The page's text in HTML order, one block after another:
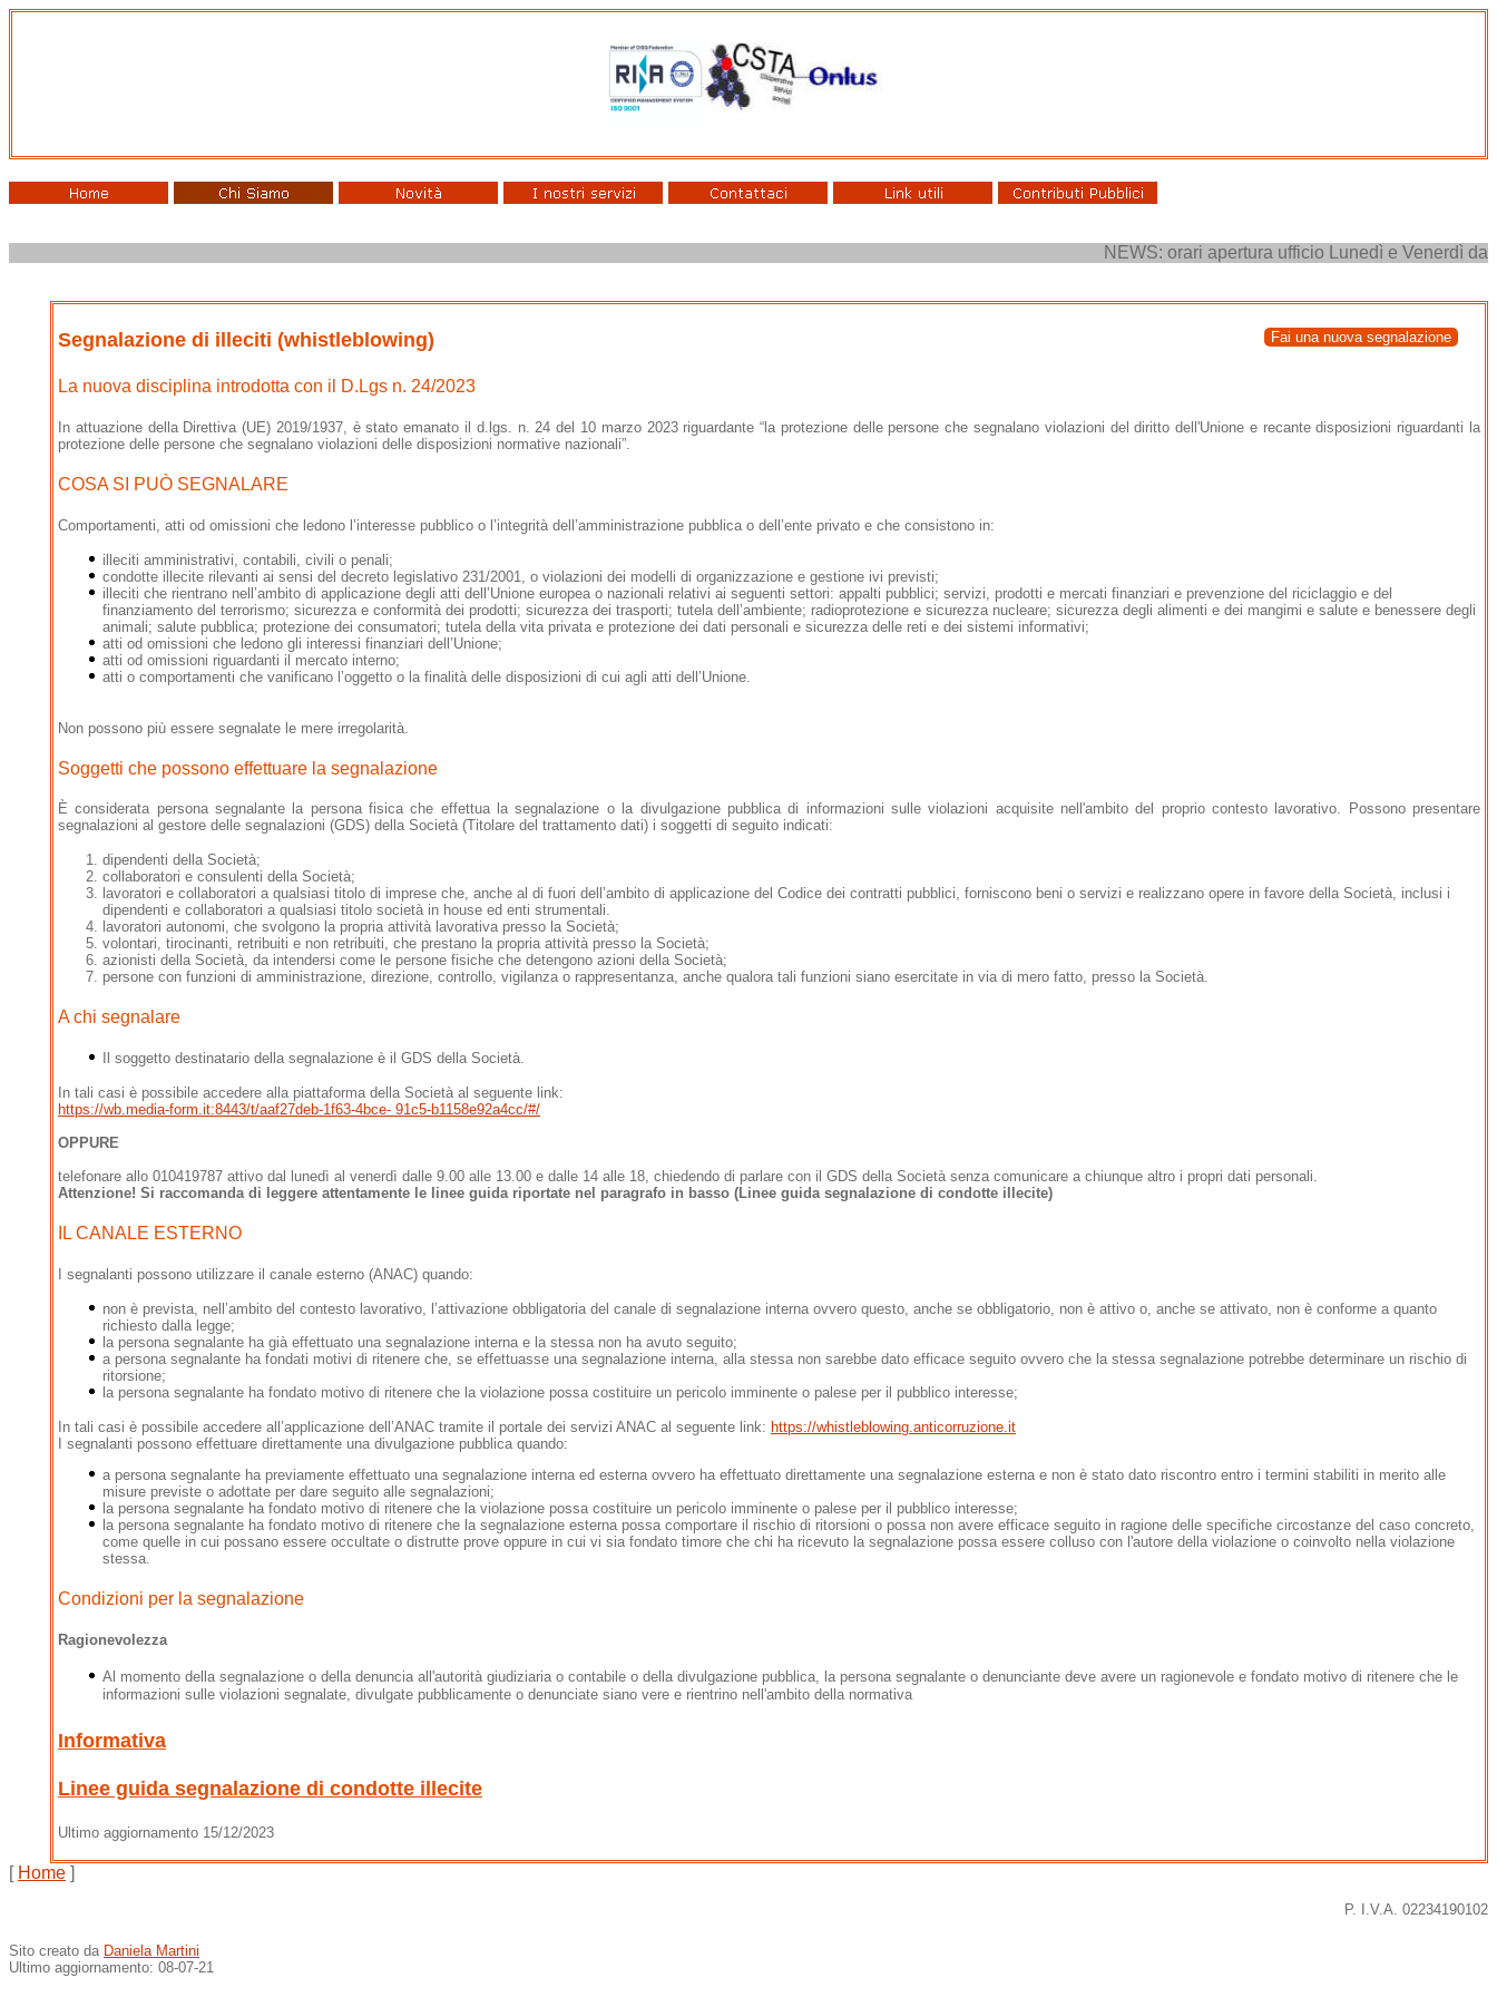
NEWS: orari apertura ufficio Lunedì e Venerdì
Fai una nuova segnalazione
Segnalazione di illeciti (whistleblowing)
La nuova disciplina introdotta con il D.Lgs n. 24/2023
In attuazione della Direttiva (UE) 2019/1937, è stato emanato il d.lgs. n. 24 del 10 marzo 2023 riguardante “la protezione delle persone che segnalano violazioni del diritto dell'Unione e recante disposizioni riguardanti la
protezione delle persone che segnalano violazioni delle disposizioni normative nazionali”.
COSA SI PUÒ SEGNALARE
Comportamenti, atti od omissioni che ledono l’interesse pubblico o l’integrità dell’amministrazione pubblica o dell’ente privato e che consistono in:
illeciti amministrativi, contabili, civili o penali;
condotte illecite rilevanti ai sensi del decreto legislativo 231/2001, o violazioni dei modelli di organizzazione e gestione ivi previsti;
illeciti che rientrano nell’ambito di applicazione degli atti dell’Unione europea o nazionali relativi ai seguenti settori: appalti pubblici; servizi, prodotti e mercati finanziari e prevenzione del riciclaggio e del
finanziamento del terrorismo; sicurezza e conformità dei prodotti; sicurezza dei trasporti; tutela dell’ambiente; radioprotezione e sicurezza nucleare; sicurezza degli alimenti e dei mangimi e salute e benessere degli
animali; salute pubblica; protezione dei consumatori; tutela della vita privata e protezione dei dati personali e sicurezza delle reti e dei sistemi informativi;
atti od omissioni che ledono gli interessi finanziari dell’Unione;
atti od omissioni riguardanti il mercato interno;
atti o comportamenti che vanificano l’oggetto o la finalità delle disposizioni di cui agli atti dell’Unione.
Non possono più essere segnalate le mere irregolarità.
Soggetti che possono effettuare la segnalazione
È considerata persona segnalante la persona fisica che effettua la segnalazione o la divulgazione pubblica di informazioni sulle violazioni acquisite nell'ambito del proprio contesto lavorativo. Possono presentare
segnalazioni al gestore delle segnalazioni (GDS) della Società (Titolare del trattamento dati) i soggetti di seguito indicati:
dipendenti della Società;
collaboratori e consulenti della Società;
lavoratori e collaboratori a qualsiasi titolo di imprese che, anche al di fuori dell’ambito di applicazione del Codice dei contratti pubblici, forniscono beni o servizi e realizzano opere in favore della Società, inclusi i
dipendenti e collaboratori a qualsiasi titolo società in house ed enti strumentali.
lavoratori autonomi, che svolgono la propria attività lavorativa presso la Società;
volontari, tirocinanti, retribuiti e non retribuiti, che prestano la propria attività presso la Società;
azionisti della Società, da intendersi come le persone fisiche che detengono azioni della Società;
persone con funzioni di amministrazione, direzione, controllo, vigilanza o rappresentanza, anche qualora tali funzioni siano esercitate in via di mero fatto, presso la Società.
A chi segnalare
Il soggetto destinatario della segnalazione è il GDS della Società.
In tali casi è possibile accedere alla piattaforma della Società al seguente link:
https://wb.media-form.it:8443/t/aaf27deb-1f63-4bce- 91c5-b1158e92a4cc/#/
OPPURE
telefonare allo 010419787 attivo dal lunedì al venerdì dalle 9.00 alle 13.00 e dalle 14 alle 18, chiedendo di parlare con il GDS della Società senza comunicare a chiunque altro i propri dati personali.
Attenzione! Si raccomanda di leggere attentamente le linee guida riportate nel paragrafo in basso (Linee guida segnalazione di condotte illecite)
IL CANALE ESTERNO
I segnalanti possono utilizzare il canale esterno (ANAC) quando:
non è prevista, nell’ambito del contesto lavorativo, l’attivazione obbligatoria del canale di segnalazione interna ovvero questo, anche se obbligatorio, non è attivo o, anche se attivato, non è conforme a quanto
richiesto dalla legge;
la persona segnalante ha già effettuato una segnalazione interna e la stessa non ha avuto seguito;
a persona segnalante ha fondati motivi di ritenere che, se effettuasse una segnalazione interna, alla stessa non sarebbe dato efficace seguito ovvero che la stessa segnalazione potrebbe determinare un rischio di
ritorsione;
la persona segnalante ha fondato motivo di ritenere che la violazione possa costituire un pericolo imminente o palese per il pubblico interesse;
In tali casi è possibile accedere all’applicazione dell’ANAC tramite il portale dei servizi ANAC al seguente link: https://whistleblowing.anticorruzione.it
I segnalanti possono effettuare direttamente una divulgazione pubblica quando:
a persona segnalante ha previamente effettuato una segnalazione interna ed esterna ovvero ha effettuato direttamente una segnalazione esterna e non è stato dato riscontro entro i termini stabiliti in merito alle
misure previste o adottate per dare seguito alle segnalazioni;
la persona segnalante ha fondato motivo di ritenere che la violazione possa costituire un pericolo imminente o palese per il pubblico interesse;
la persona segnalante ha fondato motivo di ritenere che la segnalazione esterna possa comportare il rischio di ritorsioni o possa non avere efficace seguito in ragione delle specifiche circostanze del caso concreto,
come quelle in cui possano essere occultate o distrutte prove oppure in cui vi sia fondato timore che chi ha ricevuto la segnalazione possa essere colluso con l'autore della violazione o coinvolto nella violazione
stessa.
Condizioni per la segnalazione
Ragionevolezza
Al momento della segnalazione o della denuncia all'autorità giudiziaria o contabile o della divulgazione pubblica, la persona segnalante o denunciante deve avere un ragionevole e fondato motivo di ritenere che le
informazioni sulle violazioni segnalate, divulgate pubblicamente o denunciate siano vere e rientrino nell'ambito della normativa
Informativa
Linee guida segnalazione di condotte illecite
Ultimo aggiornamento 15/12/2023
[ Home ]
P. I.V.A. 02234190102
Sito creato da Daniela Martini
Ultimo aggiornamento: 08-07-21